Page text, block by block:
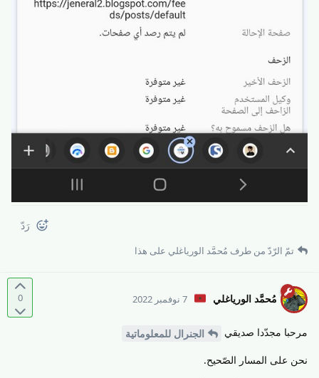
رَدّ
تمّ الرّدّ من طرف مُحمَّد الورياغلي على هذا
0 مُحمَّد الورياغلي 7 نوفمبر 2022
مرحبا مجدّدا صديقي
الجنرال للمعلوماتية
نحن على المسار الصّحيح.